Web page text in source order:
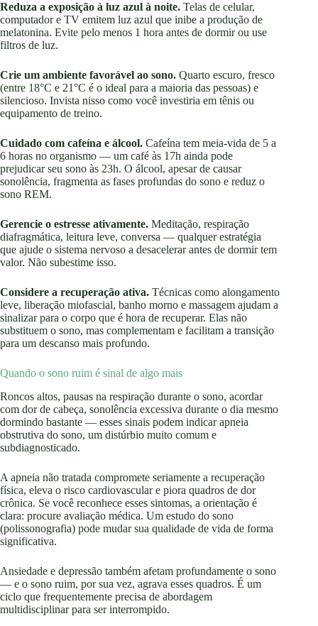
Reduza a exposição à luz azul à noite. Telas de celular,
computador e TV emitem luz azul que inibe a produção de
melatonina. Evite pelo menos 1 hora antes de dormir ou use
filtros de luz.
Crie um ambiente favorável ao sono. Quarto escuro, fresco
(entre 18°C e 21°C é o ideal para a maioria das pessoas) e
silencioso. Invista nisso como você investiria em tênis ou
equipamento de treino.
Cuidado com cafeína e álcool. Cafeína tem meia-vida de 5 a
6 horas no organismo — um café às 17h ainda pode
prejudicar seu sono às 23h. O álcool, apesar de causar
sonolência, fragmenta as fases profundas do sono e reduz o
sono REM.
Gerencie o estresse ativamente. Meditação, respiração
diafragmática, leitura leve, conversa — qualquer estratégia
que ajude o sistema nervoso a desacelerar antes de dormir tem
valor. Não subestime isso.
Considere a recuperação ativa. Técnicas como alongamento
leve, liberação miofascial, banho morno e massagem ajudam a
sinalizar para o corpo que é hora de recuperar. Elas não
substituem o sono, mas complementam e facilitam a transição
para um descanso mais profundo.
Quando o sono ruim é sinal de algo mais
Roncos altos, pausas na respiração durante o sono, acordar
com dor de cabeça, sonolência excessiva durante o dia mesmo
dormindo bastante — esses sinais podem indicar apneia
obstrutiva do sono, um distúrbio muito comum e
subdiagnosticado.
A apneia não tratada compromete seriamente a recuperação
física, eleva o risco cardiovascular e piora quadros de dor
crônica. Se você reconhece esses sintomas, a orientação é
clara: procure avaliação médica. Um estudo do sono
(polissonografia) pode mudar sua qualidade de vida de forma
significativa.
Ansiedade e depressão também afetam profundamente o sono
— e o sono ruim, por sua vez, agrava esses quadros. É um
ciclo que frequentemente precisa de abordagem
multidisciplinar para ser interrompido.